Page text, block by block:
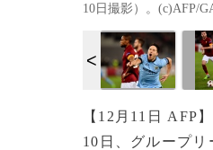
10日撮影）。(c)AFP/
【12月11日 AFP
10日、グループ